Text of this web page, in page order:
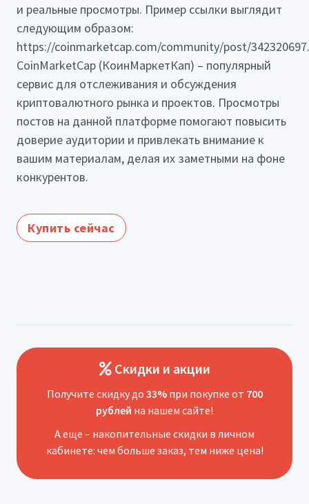
и реальные просмотры. Пример ссылки выглядит
следующим образом:
https://coinmarketcap.com/community/post/342320697.
CoinMarketCap (КоинМаркетКап) – популярный
сервис для отслеживания и обсуждения
криптовалютного рынка и проектов. Просмотры
постов на данной платформе помогают повысить
доверие аудитории и привлекать внимание к
вашим материалам, делая их заметными на фоне
конкурентов.
Купить сейчас
Скидки и акции
Получите скидку до 33%при покупке от 700
рублей на нашем сайте!
А еще – накопительные скидки в личном
кабинете: чем больше заказ, тем ниже цена!